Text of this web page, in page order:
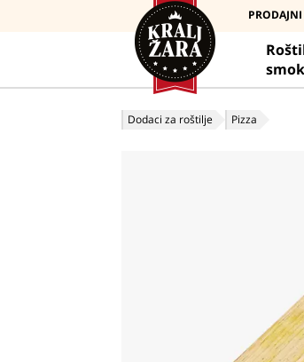
Dodaci za roštilje Pizza